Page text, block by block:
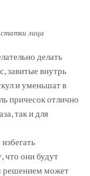
лица
делать
завитые внутрь
и уменьшат в
причесок отлично
так и для
что они будут
решением может